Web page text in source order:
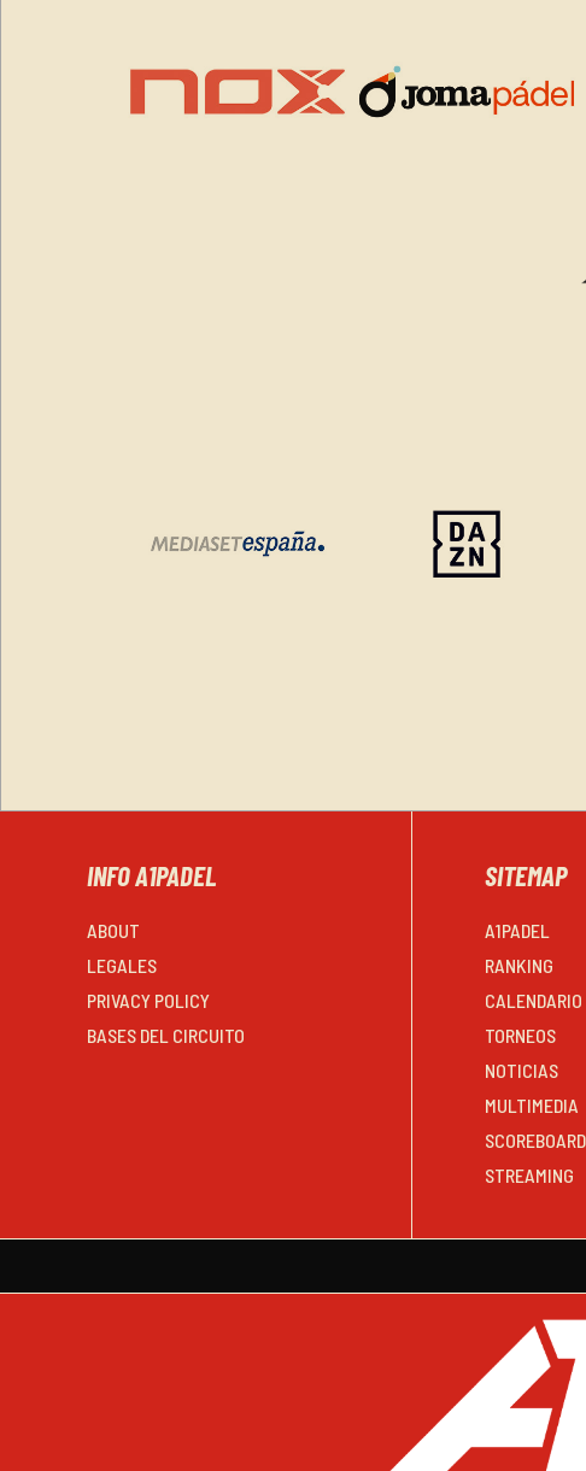
INFO A1PADEL
ABOUT
LEGALES
PRIVACY POLICY
BASES DEL CIRCUITO
SITEMAP
A1PADEL
RANKING
CALENDARIO
TORNEOS
NOTICIAS
MULTIMEDIA
SCOREBOARD
STREAMING